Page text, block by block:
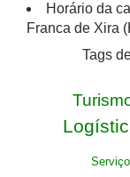
Horário da
Franca de Xira
Tags